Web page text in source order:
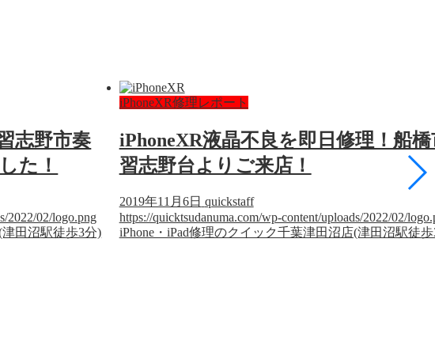
志野市奏
た！
2022/02/logo.png
田沼駅徒歩3分)
iPhoneXR修理レポート
iPhoneXR液晶不良を即日修理！船橋
習志野台よりご来店！
2019年11月6日 quickstaff
https://quicktsudanuma.com/wp-content/uploads/2022/02/
iPhone・iPad修理のクイック千葉津田沼店(津田沼駅徒